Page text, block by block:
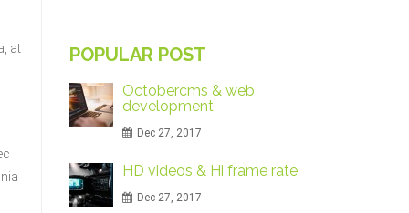
at POPULAR POST
Octobercms & web
development
Dec 27, 2017
HD videos & Hi frame rate
Dec 27, 2017